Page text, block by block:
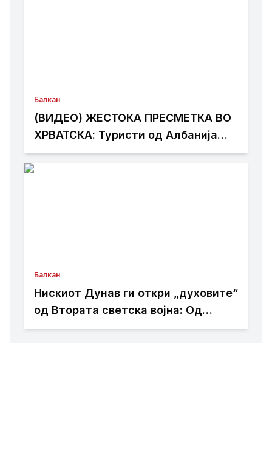
Балкан
(ВИДЕО) ЖЕСТОКА ПРЕСМЕТКА ВО
ХРВАТСКА: Туристи од Албанија
дивееле со квадови, по расправија
Балкан
Нискиот Дунав ги откри „духовите“
од Втората светска војна: Од
реката испливаа десетици